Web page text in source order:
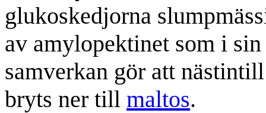
glukoskedjorna
av amylopektinet som i
samverkan gör att
bryts ner till maltos.